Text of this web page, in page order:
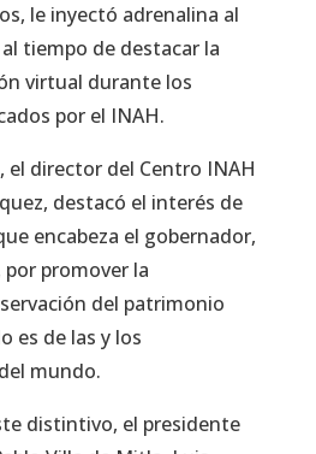
le inyectó adrenalina al
tiempo de destacar la
virtual durante los
por el INAH.
el director del Centro INAH
destacó el interés de
encabeza el gobernador,
por promover la
del patrimonio
es de las y los
mundo.
distintivo, el presidente